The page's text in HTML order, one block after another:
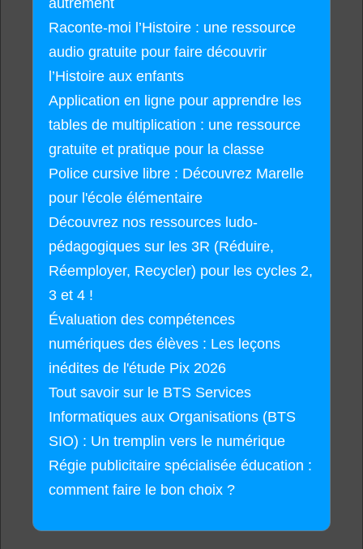
autrement
Raconte-moi l’Histoire : une ressource
audio gratuite pour faire découvrir
l’Histoire aux enfants
Application en ligne pour apprendre les
tables de multiplication : une ressource
gratuite et pratique pour la classe
Police cursive libre : Découvrez Marelle
pour l'école élémentaire
Découvrez nos ressources ludo-
pédagogiques sur les 3R (Réduire,
Réemployer, Recycler) pour les cycles 2,
3 et 4 !
Évaluation des compétences
numériques des élèves : Les leçons
inédites de l'étude Pix 2026
Tout savoir sur le BTS Services
Informatiques aux Organisations (BTS
SIO) : Un tremplin vers le numérique
Régie publicitaire spécialisée éducation :
comment faire le bon choix ?